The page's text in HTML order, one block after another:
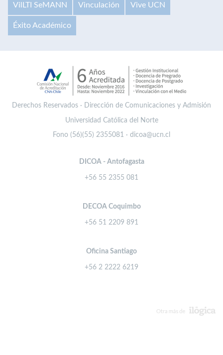
VilLTI SeMANN Vinculación Vive UCN
Éxito Académico
Derechos Reservados · Dirección de Comunicaciones y Admisión
Universidad Católica del Norte
Fono (56)(55) 2355081 · dicoa@ucn.cl
DICOA - Antofagasta
+56 55 2355 081
DECOA Coquimbo
+56 51 2209 891
Oficina Santiago
+56 2 2222 6219